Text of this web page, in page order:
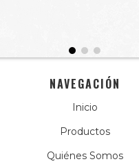
NAVEGACIÓN
Inicio
Productos
Quiénes Somos